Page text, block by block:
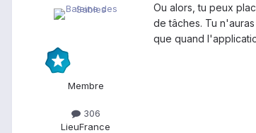
Membre
306
LieuFrance
Ou alors, tu peux
de tâches. Tu
que quand